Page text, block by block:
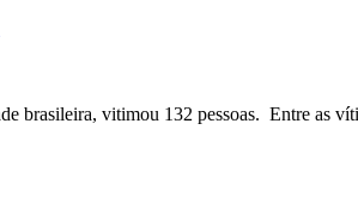
brasileira, vitimou 132 pessoas. Entre as